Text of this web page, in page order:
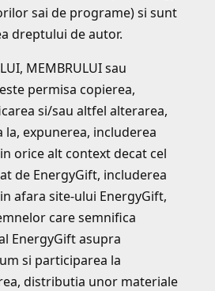
sai de programe) si sunt
dreptului de autor.
MEMBRULUI sau
permisa copierea,
si/sau altfel alterarea,
la, expunerea, includerea
orice alt context decat cel
de EnergyGift, includerea
afara site-ului EnergyGift,
care semnifica
EnergyGift asupra
si participarea la
distributia unor materiale